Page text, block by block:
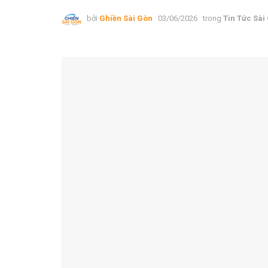
bởi Ghiền Sài Gòn 03/06/2026 trong Tin Tức Sài